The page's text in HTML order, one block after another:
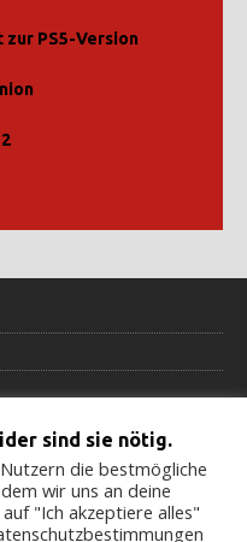
PS5-Version
sind sie nötig.
die bestmögliche
wir uns an deine
"Ich akzeptiere alles"